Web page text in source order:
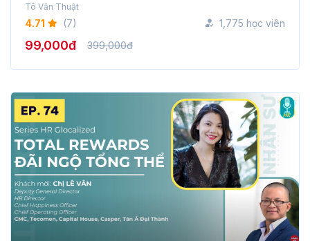
Tô Văn Thuật
4.71 (7) 1,775 học viên
99,000đ 399,000đ